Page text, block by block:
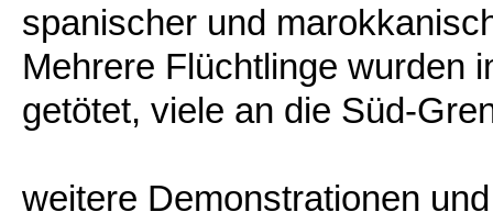
spanischer und
Mehrere Flüchtlinge wurden
getötet, viele an die Süd-
weitere Demonstrationen